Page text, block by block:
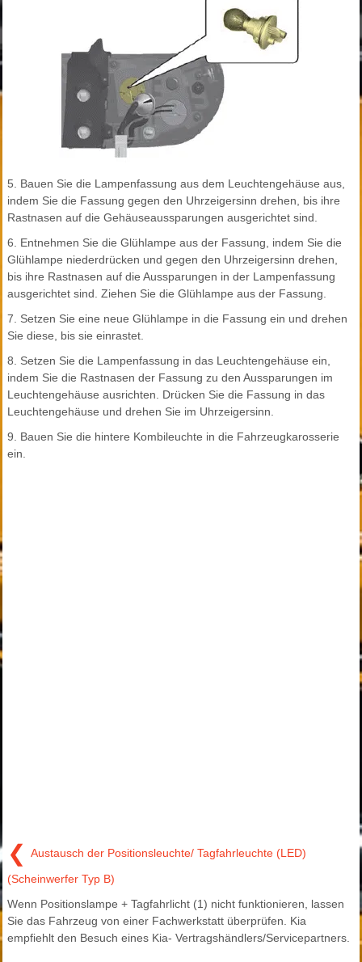
5. Bauen Sie die Lampenfassung aus dem Leuchtengehäuse aus,
indem Sie die Fassung gegen den Uhrzeigersinn drehen, bis ihre
Rastnasen auf die Gehäuseaussparungen ausgerichtet sind.
6. Entnehmen Sie die Glühlampe aus der Fassung, indem Sie die
Glühlampe niederdrücken und gegen den Uhrzeigersinn drehen,
bis ihre Rastnasen auf die Aussparungen in der Lampenfassung
ausgerichtet sind. Ziehen Sie die Glühlampe aus der Fassung.
7. Setzen Sie eine neue Glühlampe in die Fassung ein und drehen
Sie diese, bis sie einrastet.
8. Setzen Sie die Lampenfassung in das Leuchtengehäuse ein,
indem Sie die Rastnasen der Fassung zu den Aussparungen im
Leuchtengehäuse ausrichten. Drücken Sie die Fassung in das
Leuchtengehäuse und drehen Sie im Uhrzeigersinn.
9. Bauen Sie die hintere Kombileuchte in die Fahrzeugkarosserie
ein.
❮ Austausch der Positionsleuchte/ Tagfahrleuchte (LED)
(Scheinwerfer Typ B)
Wenn Positionslampe + Tagfahrlicht (1) nicht funktionieren, lassen
Sie das Fahrzeug von einer Fachwerkstatt überprüfen. Kia
empfiehlt den Besuch eines Kia- Vertragshändlers/Servicepartners.